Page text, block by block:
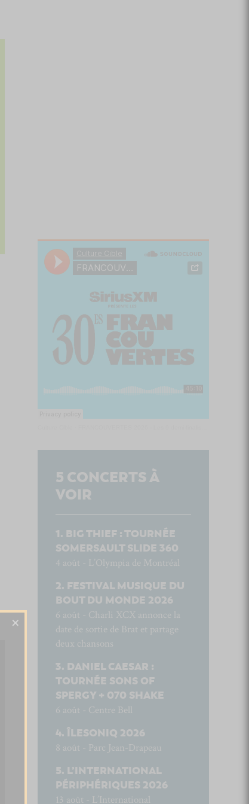
5 CONCERTS À
VOIR
BIG THIEF : TOURNÉE
SOMERSAULT SLIDE 360
4 août - L’Olympia de Montréal
FESTIVAL MUSIQUE DU
BOUT DU MONDE 2026
6 août - Charli XCX annonce la
date de sortie de Brat et partage
deux chansons
DANIEL CAESAR :
TOURNÉE SONS OF
SPERGY + 070 SHAKE
6 août - Centre Bell
ÎLESONIQ 2026
8 août - Parc Jean-Drapeau
L’INTERNATIONAL
PÉRIPHÉRIQUES 2026
13 août - L’International
×